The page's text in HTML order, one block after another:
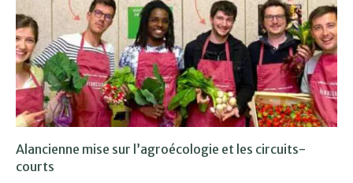
Alancienne mise sur l’agroécologie et les circuits-
courts